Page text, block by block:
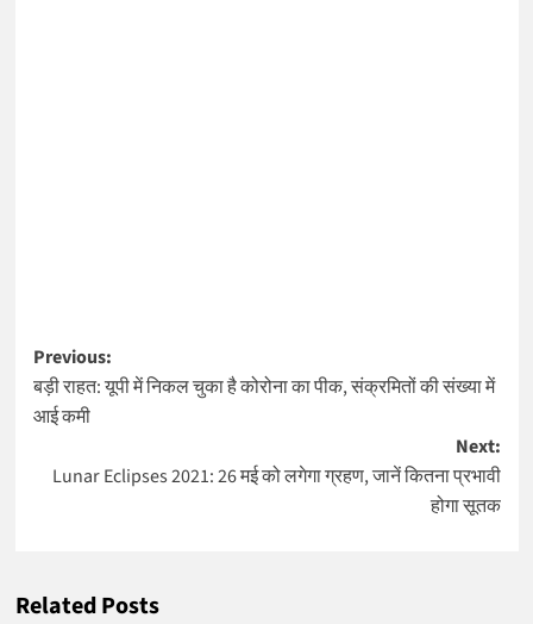
Post
navigation
Previous:
बड़ी राहत: यूपी में निकल चुका है कोरोना का पीक, संक्रमितों की संख्या में
आई कमी
Next:
Lunar Eclipses 2021: 26 मई को लगेगा ग्रहण, जानें कितना प्रभावी
होगा सूतक
Related Posts